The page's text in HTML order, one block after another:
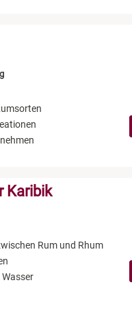
Karibik
Rum und Rhum